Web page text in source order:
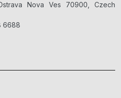
Nova Ves 70900, Czech
6688